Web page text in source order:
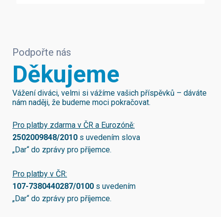
Podpořte nás
Děkujeme
Vážení diváci, velmi si vážíme vašich příspěvků – dáváte
nám naději, že budeme moci pokračovat.
Pro platby zdarma v ČR a Eurozóně:
2502009848/2010 s uvedením slova
„Dar“ do zprávy pro příjemce.
Pro platby v ČR:
107-7380440287/0100 s uvedením
„Dar“ do zprávy pro příjemce.